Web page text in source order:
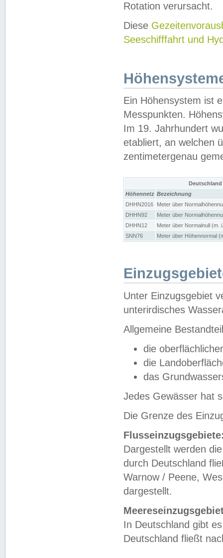
Rotation verursacht.
Diese
Seeschifffahrt und
Ein Höhensystem ist
Messpunkten.
Im 19. Jahrhundert
etabliert, an welchen
zentimetergenau
Höhennetz Bezeichnung
DHHN2016
Meter über
DHHN92
Meter über
DHHN12
Meter über Normalnull (m.
SNN76
Meter über Höhennormal
Unter Einzugsgebiet
unterirdisches
Allgemeine
die
die
das
Jedes Gewässer hat
Die Grenze des
Dargestellt werden
durch Deutschland
Warnow / Peene,
dargestellt.
In Deutschland gibt
Deutschland fließt